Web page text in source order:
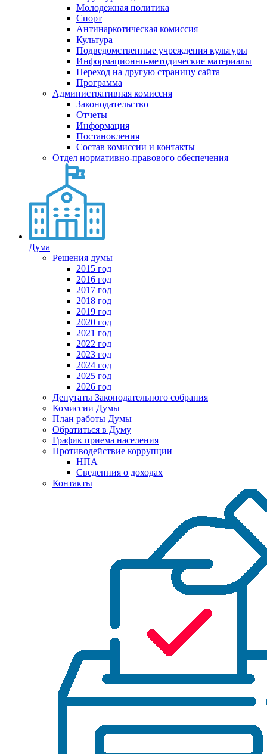
Молодежная политика
Спорт
Антинаркотическая комиссия
Культура
Подведомственные учреждения культуры
Информационно-методические материалы
Переход на другую страницу сайта
Программа
Административная комиссия
Законодательство
Отчеты
Информация
Постановления
Состав комиссии и контакты
Отдел нормативно-правового обеспечения
Дума
Решения думы
2015 год
2016 год
2017 год
2018 год
2019 год
2020 год
2021 год
2022 год
2023 год
2024 год
2025 год
2026 год
Депутаты Законодательного собрания
Комиссии Думы
План работы Думы
Обратиться в Думу
График приема населения
Противодействие коррупции
НПА
Сведенния о доходах
Контакты